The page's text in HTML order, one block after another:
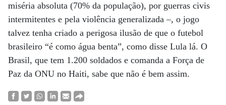
miséria absoluta (70% da população), por guerras civis
intermitentes e pela violência generalizada –, o jogo
talvez tenha criado a perigosa ilusão de que o futebol
brasileiro “é como água benta”, como disse Lula lá. O
Brasil, que tem 1.200 soldados e comanda a Força de
Paz da ONU no Haiti, sabe que não é bem assim.